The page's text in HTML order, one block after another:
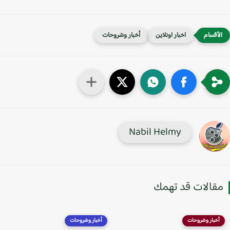
اخبار اونلاين أخبار وشروحات
Nabil Helmy
قد تهمك
أخبار وشروحات أخبار وشروحات